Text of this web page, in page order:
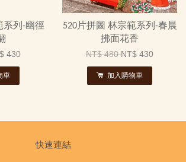
系列-幽徑
430
車
520片拼圖 林宗範系列-春晨
拂面花香
NT$ 480NT$ 430
加入購物車
快速連結